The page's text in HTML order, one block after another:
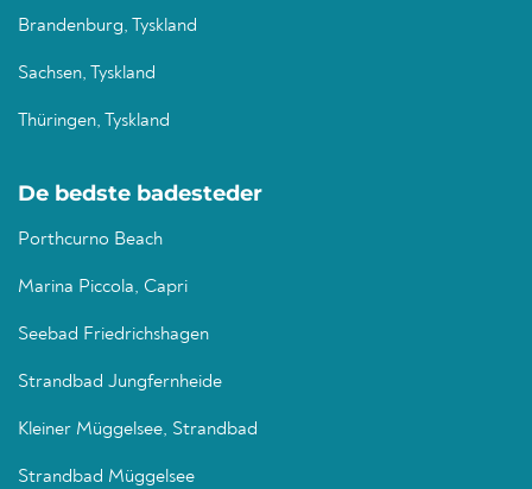
Brandenburg, Tyskland
Sachsen, Tyskland
Thüringen, Tyskland
De bedste badesteder
Porthcurno Beach
Marina Piccola, Capri
Seebad Friedrichshagen
Strandbad Jungfernheide
Kleiner Müggelsee, Strandbad
Strandbad Müggelsee